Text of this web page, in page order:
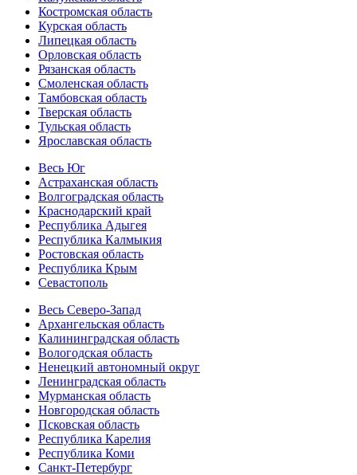
Костромская область
Курская область
Липецкая область
Орловская область
Рязанская область
Смоленская область
Тамбовская область
Тверская область
Тульская область
Ярославская область
Весь Юг
Астраханская область
Волгоградская область
Краснодарский край
Республика Адыгея
Республика Калмыкия
Ростовская область
Республика Крым
Севастополь
Весь Северо-Запад
Архангельская область
Калининградская область
Вологодская область
Ненецкий автономный округ
Ленинградская область
Мурманская область
Новгородская область
Псковская область
Республика Карелия
Республика Коми
Санкт-Петербург